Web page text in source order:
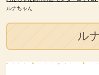
ルナちゃん
ル